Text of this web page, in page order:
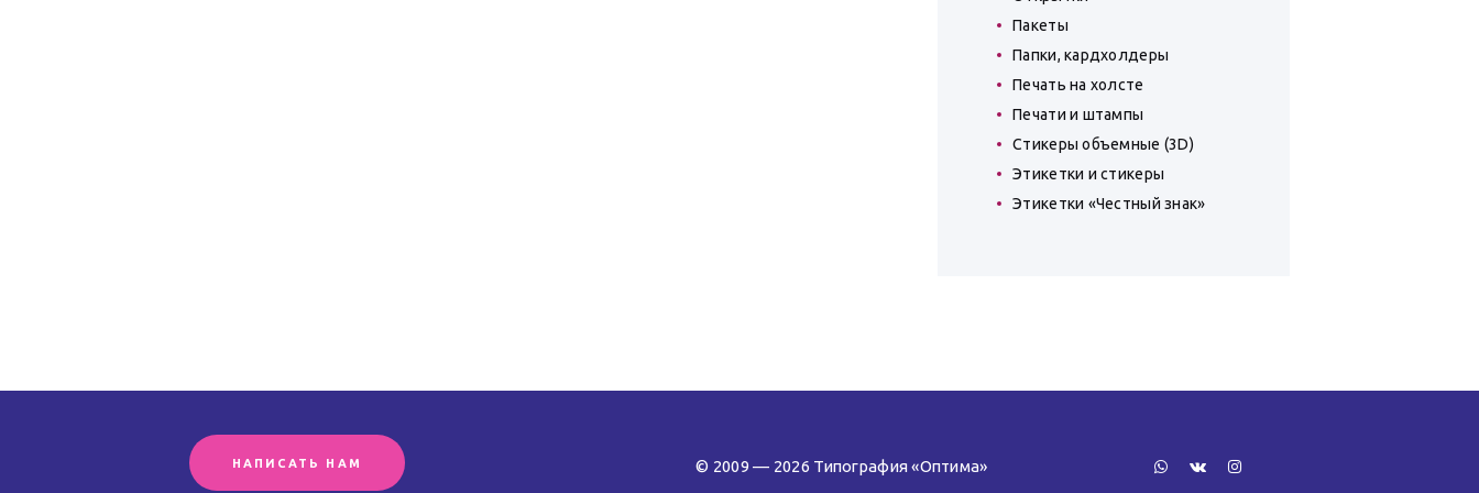
Пакеты
Папки, кардхолдеры
Печать на холсте
Печати и штампы
Стикеры объемные (3D)
Этикетки и стикеры
Этикетки «Честный знак»
НАПИСАТЬ НАМ © 2009 — 2026 Типография «Оптима»